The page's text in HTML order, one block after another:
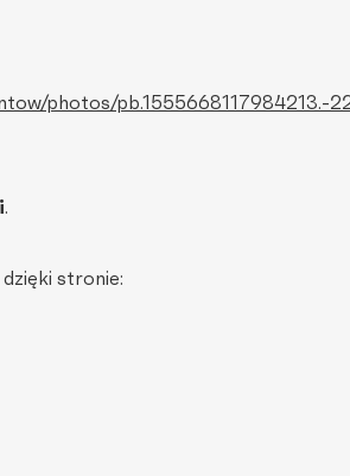
photos/
.
stronie: